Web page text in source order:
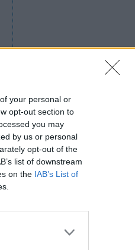
your personal or
opt-out section to
you may
by us or personal
opt-out of the
list of downstream
on the IAB’s List of